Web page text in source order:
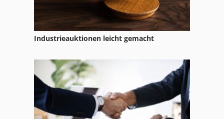
Industrieauktionen leicht gemacht